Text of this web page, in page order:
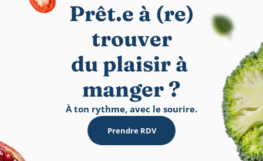
Prêt.e à (re)
trouver
du plaisir à
manger ?
À ton rythme, avec le sourire.
Prendre RDV